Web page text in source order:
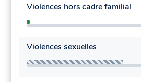
Violences hors cadre familial
Violences sexuelles